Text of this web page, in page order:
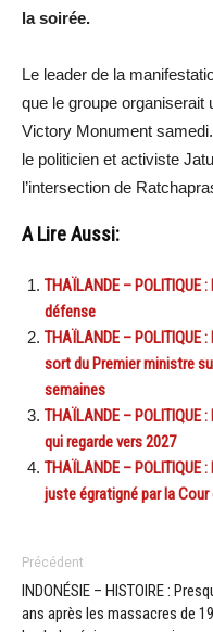
la soirée.
Le leader de la
que le groupe organiserait
Victory Monument
le politicien et activiste
l’intersection de
A Lire Aussi:
THAÏLANDE –
défense
THAÏLANDE –
sort du Premier ministre
semaines
THAÏLANDE – POLITIQUE
qui regarde vers 2027
THAÏLANDE –
juste égratigné par la
Précédent
INDONÉSIE – HISTOIRE :
ans après les massacres de